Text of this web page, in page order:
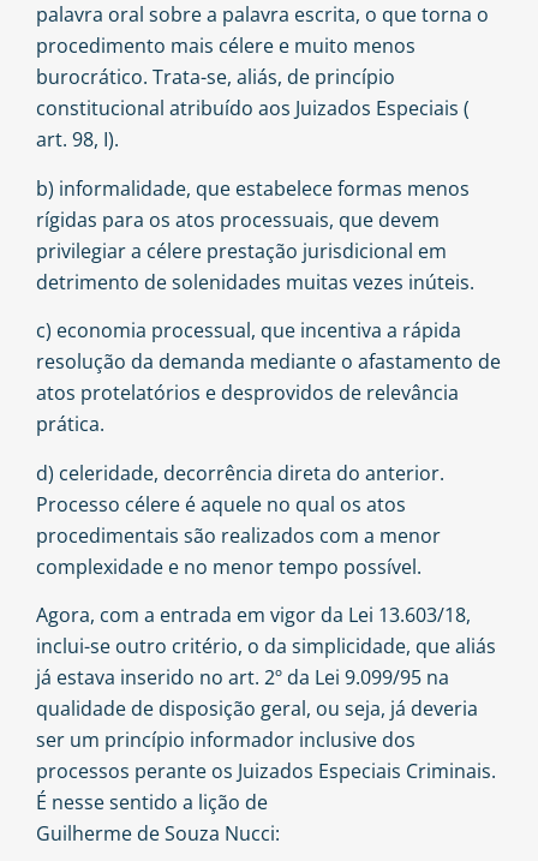
palavra oral sobre a palavra escrita, o que torna o
procedimento mais célere e muito menos
burocrático. Trata-se, aliás, de princípio
constitucional atribuído aos Juizados Especiais (
art. 98, I).
b) informalidade, que estabelece formas menos
rígidas para os atos processuais, que devem
privilegiar a célere prestação jurisdicional em
detrimento de solenidades muitas vezes inúteis.
c) economia processual, que incentiva a rápida
resolução da demanda mediante o afastamento de
atos protelatórios e desprovidos de relevância
prática.
d) celeridade, decorrência direta do anterior.
Processo célere é aquele no qual os atos
procedimentais são realizados com a menor
complexidade e no menor tempo possível.
Agora, com a entrada em vigor da Lei 13.603/18,
inclui-se outro critério, o da simplicidade, que aliás
já estava inserido no art. 2º da Lei 9.099/95 na
qualidade de disposição geral, ou seja, já deveria
ser um princípio informador inclusive dos
processos perante os Juizados Especiais Criminais.
É nesse sentido a lição de
Guilherme de Souza Nucci: